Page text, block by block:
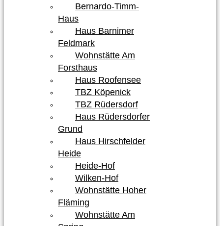
Bernardo-Timm-
Haus
Haus Barnimer
Feldmark
Wohnstätte Am
Forsthaus
Haus Roofensee
TBZ Köpenick
TBZ Rüdersdorf
Haus Rüdersdorfer
Grund
Haus Hirschfelder
Heide
Heide-Hof
Wilken-Hof
Wohnstätte Hoher
Fläming
Wohnstätte Am